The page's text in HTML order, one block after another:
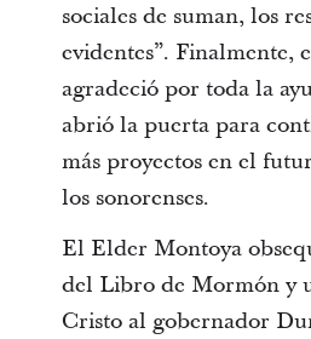
sociales de suman, los
evidentes”. Finalmente,
agradeció por toda la
abrió la puerta para
más proyectos en el
los sonorenses.
El Elder Montoya
del Libro de Mormón y
Cristo al gobernador